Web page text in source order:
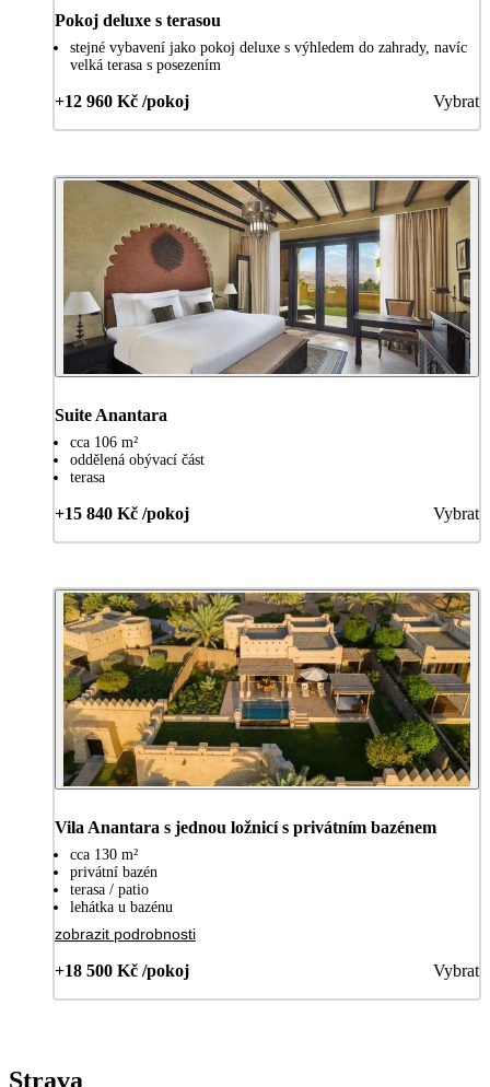
Pokoj deluxe s terasou
stejné vybavení jako pokoj deluxe s výhledem do zahrady, navíc
velká terasa s posezením
+12 960 Kč /pokoj Vybrat
Suite Anantara
cca 106 m²
oddělená obývací část
terasa
+15 840 Kč /pokoj Vybrat
Vila Anantara s jednou ložnicí s privátním bazénem
cca 130 m²
privátní bazén
terasa / patio
lehátka u bazénu
zobrazit podrobnosti
+18 500 Kč /pokoj Vybrat
Strava